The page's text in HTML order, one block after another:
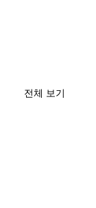
전체 보기